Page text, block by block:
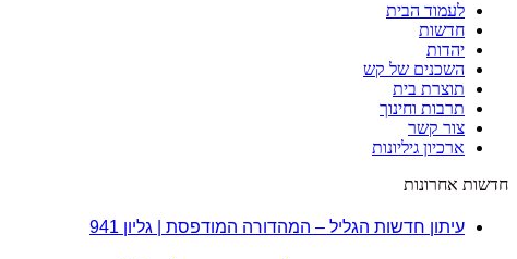
לעמוד הבית
חדשות
יהדות
השכנים של קש
תוצרת בית
תרבות וחינוך
צור קשר
ארכיון גיליונות
חדשות אחרונות
עיתון חדשות הגליל – המהדורה המודפסת | גליון 941